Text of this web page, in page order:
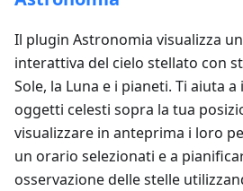
Il plugin Astronomia visualizza
interattiva del cielo stellato con
Sole, la Luna e i pianeti. Ti aiuta
oggetti celesti sopra la tua
visualizzare in anteprima i loro
un orario selezionati e a
osservazione delle stelle